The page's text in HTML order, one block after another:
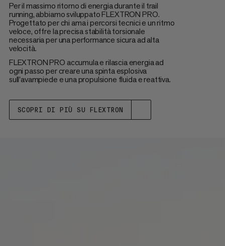
Per il massimo ritorno di energia durante il trail
running, abbiamo sviluppato FLEXTRON PRO.
Progettato per chi ama i percorsi tecnici e un ritmo
veloce, offre la precisa stabilità torsionale
necessaria per una performance sicura ad alta
velocità.
FLEXTRON PRO accumula e rilascia energia ad
ogni passo per creare una spinta esplosiva
sull'avampiede e una propulsione fluida e reattiva.
SCOPRI DI PIÙ SU FLEXTRON